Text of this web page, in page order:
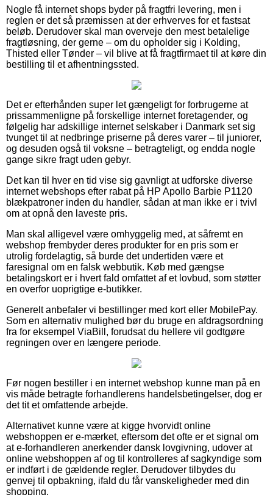
Nogle få internet shops byder på fragtfri levering, men i
reglen er det så præmissen at der erhverves for et fastsat
beløb. Derudover skal man overveje den mest betalelige
fragtløsning, der gerne – om du opholder sig i Kolding,
Thisted eller Tønder – vil blive at få fragtfirmaet til at køre din
bestilling til et afhentningssted.
Det er efterhånden super let gængeligt for forbrugerne at
prissammenligne på forskellige internet foretagender, og
følgelig har adskillige internet selskaber i Danmark set sig
tvunget til at nedbringe priserne på deres varer – til juniorer,
og desuden også til voksne – betragteligt, og endda nogle
gange sikre fragt uden gebyr.
Det kan til hver en tid vise sig gavnligt at udforske diverse
internet webshops efter rabat på HP Apollo Barbie P1120
blækpatroner inden du handler, sådan at man ikke er i tvivl
om at opnå den laveste pris.
Man skal alligevel være omhyggelig med, at såfremt en
webshop frembyder deres produkter for en pris som er
utrolig fordelagtig, så burde det undertiden være et
faresignal om en falsk webbutik. Køb med gængse
betalingskort er i hvert fald omfattet af et lovbud, som støtter
en overfor uoprigtige e-butikker.
Generelt anbefaler vi bestillinger med kort eller MobilePay.
Som en alternativ mulighed bør du bruge en afdragsordning
fra for eksempel ViaBill, forudsat du hellere vil godtgøre
regningen over en længere periode.
Før nogen bestiller i en internet webshop kunne man på en
vis måde betragte forhandlerens handelsbetingelser, dog er
det tit et omfattende arbejde.
Alternativet kunne være at kigge hvorvidt online
webshoppen er e-mærket, eftersom det ofte er et signal om
at e-forhandleren anerkender dansk lovgivning, udover at
online webshoppen af og til kontrolleres af sagkyndige som
er indført i de gældende regler. Derudover tilbydes du
genvej til opbakning, ifald du får vanskeligheder med din
shopping.